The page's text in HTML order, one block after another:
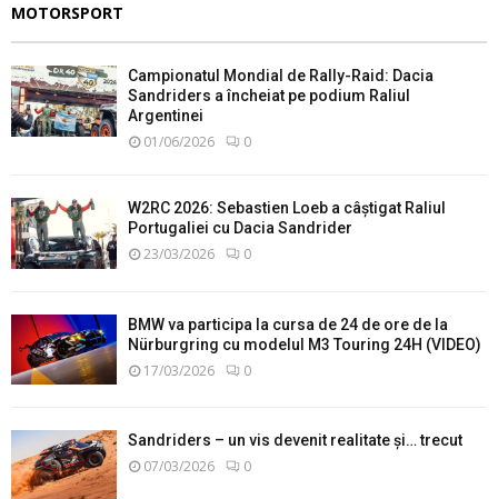
MOTORSPORT
Campionatul Mondial de Rally-Raid: Dacia
Sandriders a încheiat pe podium Raliul
Argentinei
01/06/2026 0
W2RC 2026: Sebastien Loeb a câștigat Raliul
Portugaliei cu Dacia Sandrider
23/03/2026 0
BMW va participa la cursa de 24 de ore de la
Nürburgring cu modelul M3 Touring 24H (VIDEO)
17/03/2026 0
Sandriders – un vis devenit realitate și… trecut
07/03/2026 0